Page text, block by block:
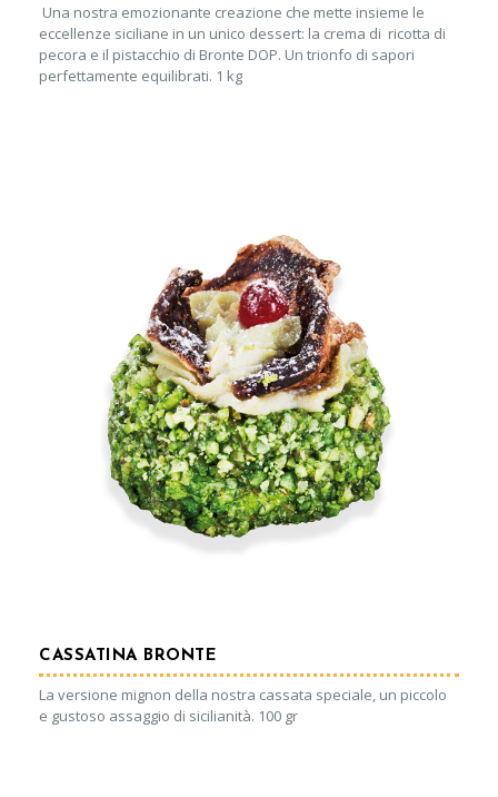
Una nostra emozionante creazione che mette insieme le
eccellenze siciliane in un unico dessert: la crema di ricotta di
pecora e il pistacchio di Bronte DOP. Un trionfo di sapori
perfettamente equilibrati. 1 kg
CASSATINA BRONTE
La versione mignon della nostra cassata speciale, un piccolo
e gustoso assaggio di sicilianità. 100 gr